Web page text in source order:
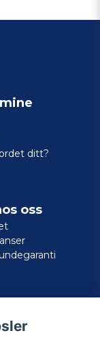
ditt?
oss